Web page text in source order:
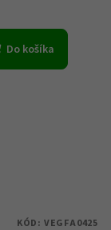
Do košíka
KÓD: VEGFA0425